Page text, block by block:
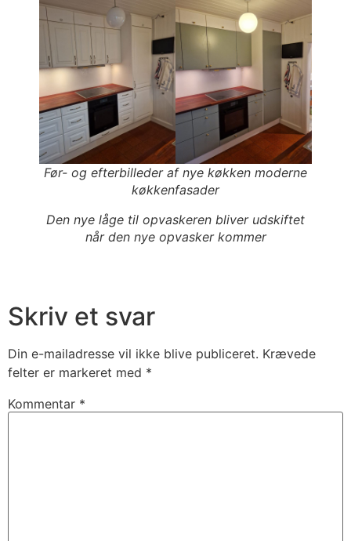
Før- og efterbilleder af nye køkken moderne
køkkenfasader
Den nye låge til opvaskeren bliver udskiftet
når den nye opvasker kommer
Skriv et svar
Din e-mailadresse vil ikke blive publiceret. Krævede
felter er markeret med *
Kommentar *